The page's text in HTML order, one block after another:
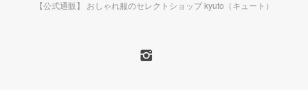
【公式通販】 おしゃれ服のセレクトショップ kyuto（キュート）